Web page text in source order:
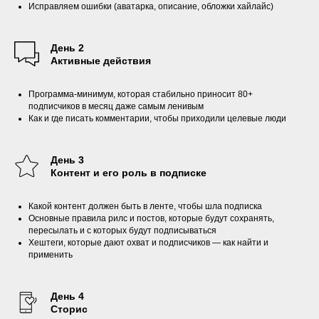
Исправляем ошибки (аватарка, описание, обложки хайлайс)
День 2
Активные действия
Программа-минимум, которая стабильно приносит 80+
подписчиков в месяц даже самым ленивым
Как и где писать комментарии, чтобы приходили целевые люди
День 3
Контент и его роль в подписке
Какой контент должен быть в ленте, чтобы шла подписка
Основные правила рилс и постов, которые будут сохранять,
пересылать и с которых будут подписываться
Хештеги, которые дают охват и подписчиков — как найти и
применить
День 4
Сторис